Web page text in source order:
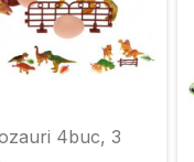
4buc, 3